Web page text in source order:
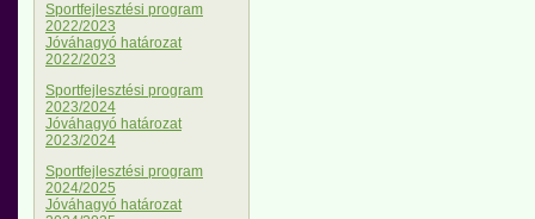
Sportfejlesztési program
2022/2023
Jóváhagyó határozat
2022/2023
Sportfejlesztési program
2023/2024
Jóváhagyó határozat
2023/2024
Sportfejlesztési program
2024/2025
Jóváhagyó határozat